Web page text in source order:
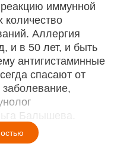
иммунной
Аллергия
и в 50 лет, и быть
антигистаминные
спасают от
заболевание,
Балышева.